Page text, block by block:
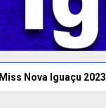
Miss Nova Iguaçu 2023